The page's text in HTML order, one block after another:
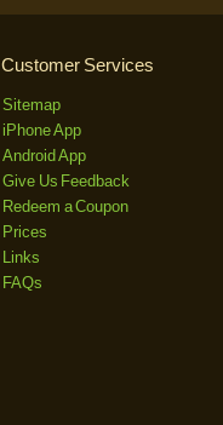
Customer Services
Sitemap
iPhone App
Android App
Give Us Feedback
Redeem a Coupon
Prices
Links
FAQs